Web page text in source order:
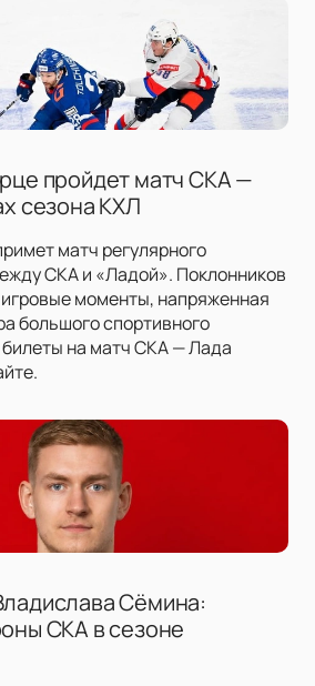
пройдет матч СКА —
сезона КХЛ
матч регулярного
СКА и «Ладой». Поклонников
моменты, напряженная
большого спортивного
билеты на матч СКА — Лада
Сёмина:
СКА в сезоне